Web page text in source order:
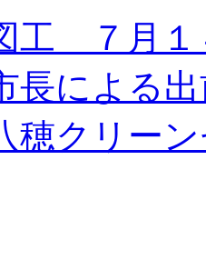
工 ７月１
長による
穂クリー